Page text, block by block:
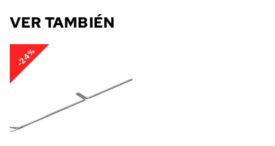
VER TAMBIÉN
-24%